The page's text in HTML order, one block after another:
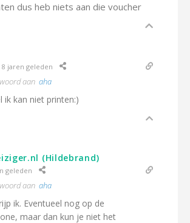
dus heb niets aan die voucher
8 jaren geleden
aan aha
ik kan niet printen:)
(Hildebrand)
geleden
aan aha
ik. Eventueel nog op de
maar dan kun je niet het